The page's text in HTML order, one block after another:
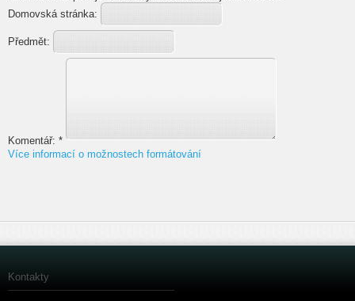
Domovská stránka:
Předmět:
Komentář: *
Více informací o možnostech formátování
Kontakty